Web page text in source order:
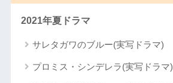
2021年夏ドラマ
サレタガワのブルー(実写ドラマ)
プロミス・シンデレラ(実写ドラマ)